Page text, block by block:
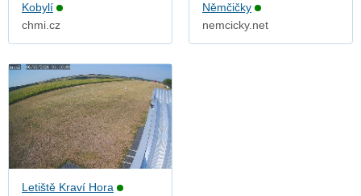
Kobylí
chmi.cz
Němčičky
nemcicky.net
Letiště Kraví Hora